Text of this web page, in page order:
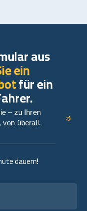
dauern!
aus
ein
für ein
– zu Ihren
von überall.